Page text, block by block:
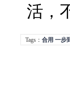
活，
Tags： 合用 一步